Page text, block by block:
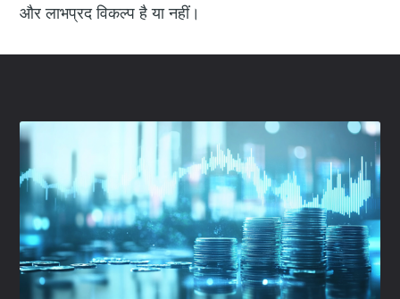
और लाभप्रद विकल्प है या नहीं।